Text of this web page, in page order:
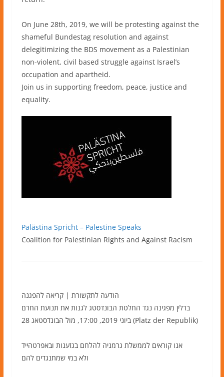
On June 28th, 2019, we will be protesting against the
shameful Bundestag resolution and against
delegitimizing the BDS movement as a Palestinian
non-violent, civil based struggle against Israel’s
occupation and apartheid.
Join us in supporting freedom, peace, justice and
equality.
Palästina Spricht – Palestine Speaks
Coalition for Palestinian Rights and Against Racism
הודעה לתקשורת | קריאה להפגנה
ברלין מפגינה נגד החלטת הבונדסטג לגנות את תנועת החרם
28 ביוני 2019, 17:00, מול הבונדסטאג (Platz der Republik)
אנו קוראים לממשלת גרמניה להלחם בגזענות ובאפרטהייד
ולא במי שמתנגדים להם